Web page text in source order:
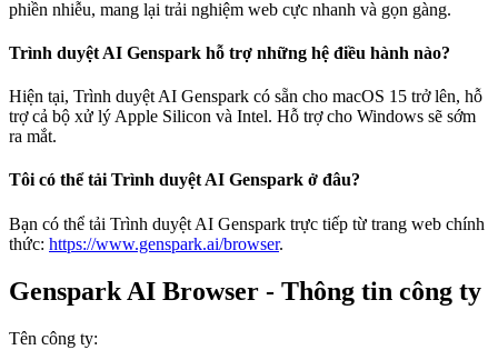
phiền nhiễu, mang lại trải nghiệm web cực nhanh và gọn gàng.
Trình duyệt AI Genspark hỗ trợ những hệ điều hành nào?
Hiện tại, Trình duyệt AI Genspark có sẵn cho macOS 15 trở lên, hỗ
trợ cả bộ xử lý Apple Silicon và Intel. Hỗ trợ cho Windows sẽ sớm
ra mắt.
Tôi có thể tải Trình duyệt AI Genspark ở đâu?
Bạn có thể tải Trình duyệt AI Genspark trực tiếp từ trang web chính
thức: https://www.genspark.ai/browser.
Genspark AI Browser - Thông tin công ty
Tên công ty: